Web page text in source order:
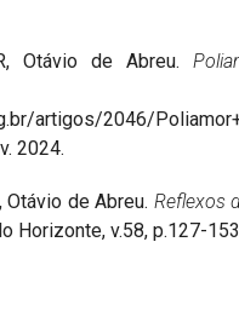
Otávio de Abreu.
artigos/2046/
2024.
Otávio de Abreu. Reflexos
Horizonte, v.58, p.127-